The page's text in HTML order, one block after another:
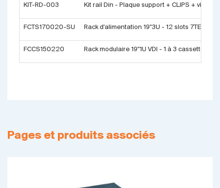
KIT-RD-003 Kit rail Din - Plaque support + CLIPS + vis
FCTS170020-SU Rack d'alimentation 19''3U - 12 slots 7TE ou 6
FCCS150220 Rack modulaire 19''1U VDI - 1 à 3 cassettes
Pages et produits associés